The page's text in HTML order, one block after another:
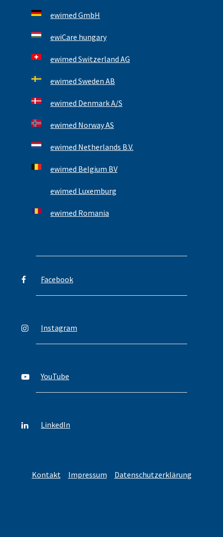
ewimed GmbH
ewiCare hungary
ewimed Switzerland AG
ewimed Sweden AB
ewimed Denmark A/S
ewimed Norway AS
ewimed Netherlands B.V.
ewimed Belgium BV
ewimed Luxemburg
ewimed Romania
Facebook
Instagram
YouTube
LinkedIn
Kontakt Impressum Datenschutzerklärung